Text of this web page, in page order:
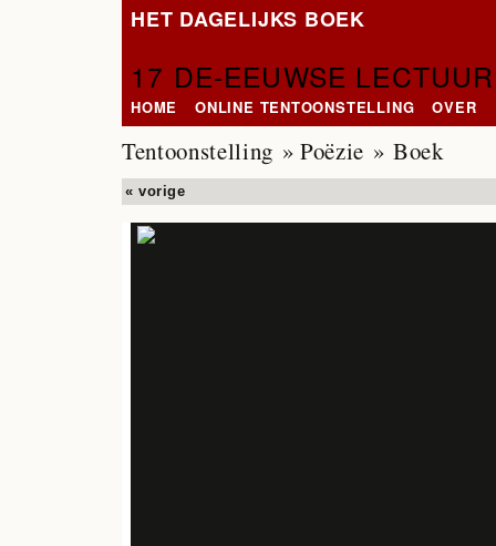
HET DAGELIJKS BOEK
17 DE-EEUWSE
HOME ONLINE TENTOONSTELLING OVER
Tentoonstelling » Poëzie » Boek
« vorige